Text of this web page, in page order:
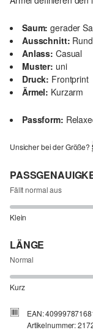
Saum: gerader
Ausschnitt:
Anlass: Casual
Muster: uni
Druck: Frontprint
Ärmel: Kurzarm
Passform:
Unsicher bei der Größe?
Fällt normal aus
Klein
LÄNGE
Normal
Kurz
EAN:
Artikelnummer: